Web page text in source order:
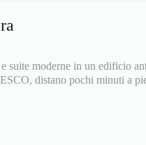
suite moderne in un edificio
distano pochi minuti a